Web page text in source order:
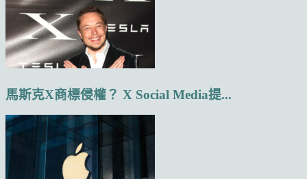
馬斯克X商標侵權？ X Social Media提...